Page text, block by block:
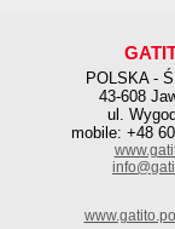
POLSKA -
43-608
ul.
mobile: +48